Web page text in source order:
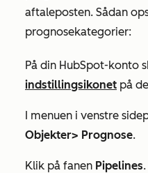
aftaleposten. Sådan
prognosekategorier:
På din HubSpot-konto
indstillingsikonet på
I menuen i venstre
Objekter> Prognose.
Klik på fanen Pipelines.